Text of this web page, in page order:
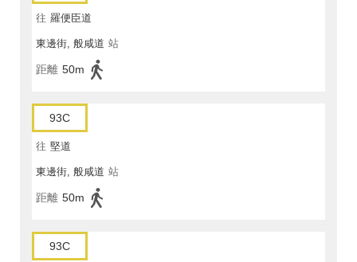
往 羅便臣道
東邊街, 般咸道 站
距離 50m
93C
往 堅道
東邊街, 般咸道 站
距離 50m
93C